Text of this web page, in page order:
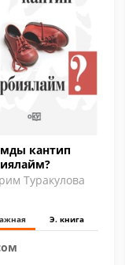
кантип
Туракулова
Э. книга